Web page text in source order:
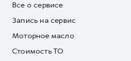
Все о сервисе
Запись на сервис
Моторное масло
Стоимость ТО